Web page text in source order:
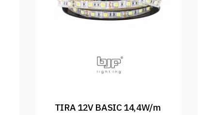
TIRA 12V BASIC 14,4W/m